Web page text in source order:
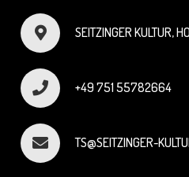
SEITZINGER KULTUR,
+49 751 55782664
TS@SEITZINGER-